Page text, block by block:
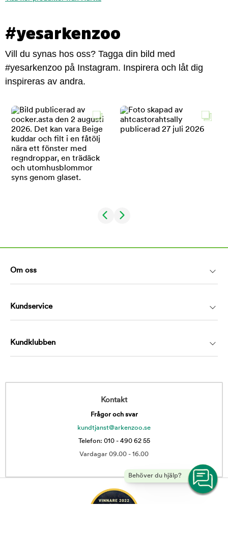
#yesarkenzoo
Vill du synas hos oss? Tagga din bild med
#yesarkenzoo på Instagram. Inspirera och låt dig
inspireras av andra.
Behöver du hjälp?
Om oss
Kundservice
Kundklubben
Kontakt
Frågor och svar
kundtjanst@arkenzoo.se
Telefon: 010 - 490 62 55
Vardagar 09.00 - 16.00